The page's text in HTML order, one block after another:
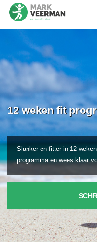
12 weken fit
Slanker en fitter in 12
programma en wees klaar